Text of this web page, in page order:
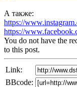
А также:
https://
https://
You do not have the
to this post.
Link:
BBcode: